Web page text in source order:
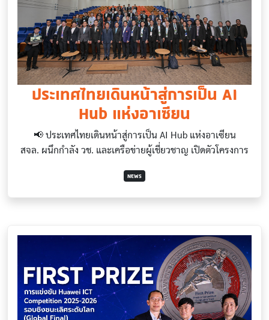
ประเทศไทยเดินหน้าสู่การเป็น AI
Hub แห่งอาเซียน
📢 ประเทศไทยเดินหน้าสู่การเป็น AI Hub แห่งอาเซียน
สจล. ผนึกกำลัง วช. และเครือข่ายผู้เชี่ยวชาญ เปิดตัวโครงการ
NEWS